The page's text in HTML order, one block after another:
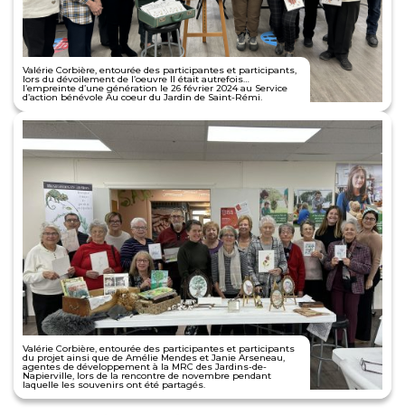
Valérie Corbière, entourée des participantes et participants,
lors du dévoilement de l’oeuvre Il était autrefois…
l’empreinte d’une génération le 26 février 2024 au Service
d’action bénévole Au coeur du Jardin de Saint-Rémi.
Valérie Corbière, entourée des participantes et participants
du projet ainsi que de Amélie Mendes et Janie Arseneau,
agentes de développement à la MRC des Jardins-de-
Napierville, lors de la rencontre de novembre pendant
laquelle les souvenirs ont été partagés.